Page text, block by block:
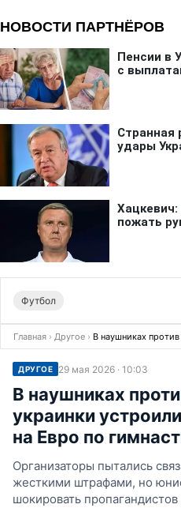
Футбол
Главная › Другое › В наушниках
ДРУГОЕ 29 мая 2026 · 10:03
В наушниках
украинки
на Евро по
Организаторы пытались
жесткими штрафами, но
шокировать пропагандистов